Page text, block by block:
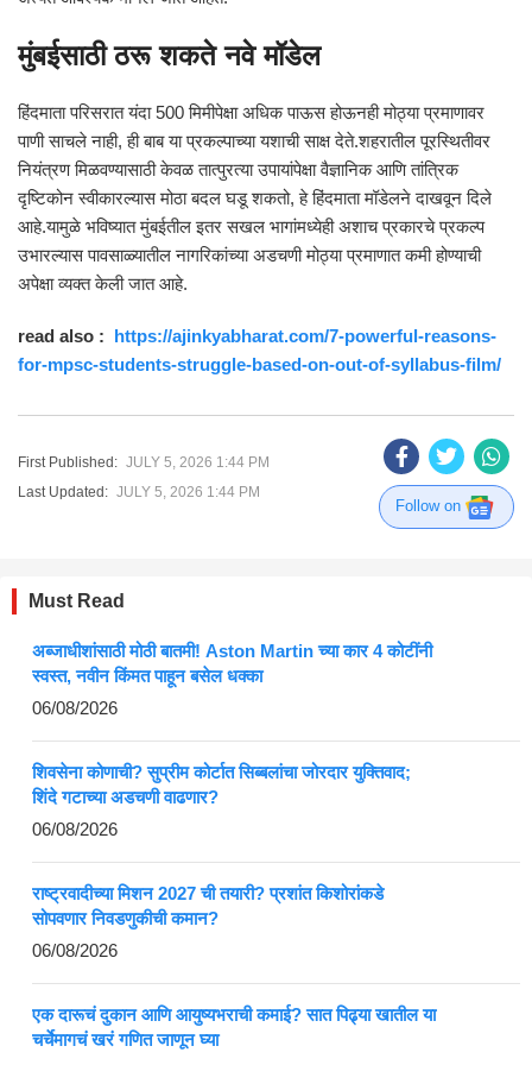
मुंबईसाठी ठरू शकते नवे मॉडेल
हिंदमाता परिसरात यंदा 500 मिमीपेक्षा अधिक पाऊस होऊनही मोठ्या प्रमाणावर
पाणी साचले नाही, ही बाब या प्रकल्पाच्या यशाची साक्ष देते.शहरातील पूरस्थितीवर
नियंत्रण मिळवण्यासाठी केवळ तात्पुरत्या उपायांपेक्षा वैज्ञानिक आणि तांत्रिक
दृष्टिकोन स्वीकारल्यास मोठा बदल घडू शकतो, हे हिंदमाता मॉडेलने दाखवून दिले
आहे.यामुळे भविष्यात मुंबईतील इतर सखल भागांमध्येही अशाच प्रकारचे प्रकल्प
उभारल्यास पावसाळ्यातील नागरिकांच्या अडचणी मोठ्या प्रमाणात कमी होण्याची
अपेक्षा व्यक्त केली जात आहे.
read also : https://ajinkyabharat.com/7-powerful-reasons-
for-mpsc-students-struggle-based-on-out-of-syllabus-film/
First Published: JULY 5, 2026 1:44 PM
Last Updated: JULY 5, 2026 1:44 PM
Follow on
Must Read
अब्जाधीशांसाठी मोठी बातमी! Aston Martin च्या कार 4 कोटींनी
स्वस्त, नवीन किंमत पाहून बसेल धक्का
06/08/2026
शिवसेना कोणाची? सुप्रीम कोर्टात सिब्बलांचा जोरदार युक्तिवाद;
शिंदे गटाच्या अडचणी वाढणार?
06/08/2026
राष्ट्रवादीच्या मिशन 2027 ची तयारी? प्रशांत किशोरांकडे
सोपवणार निवडणुकीची कमान?
06/08/2026
एक दारूचं दुकान आणि आयुष्यभराची कमाई? सात पिढ्या खातील या
चर्चेमागचं खरं गणित जाणून घ्या